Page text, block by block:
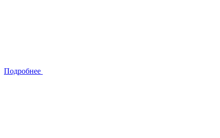
Подробнее